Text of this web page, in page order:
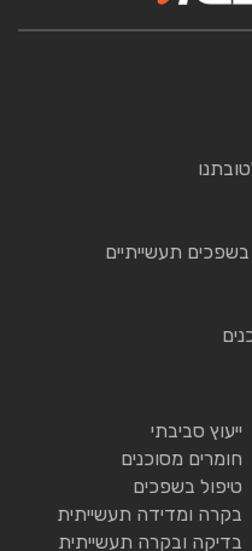
תעשייתיים
ייעוץ סביבתי
חומרים מסוכנים
טיפול בשפכים
בקרה ומדידה תעשייתית
בדיקה ובקרה תעשייתית